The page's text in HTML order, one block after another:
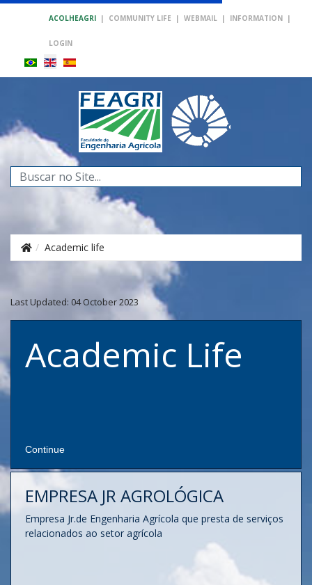
ACOLHEAGRI | COMMUNITY LIFE | WEBMAIL | INFORMATION |
LOGIN
Search
...
Academic life
Last Updated: 04 October 2023
Academic Life
Continue
EMPRESA JR AGROLÓGICA
Empresa Jr.de Engenharia Agrícola que presta de serviços
relacionados ao setor agrícola